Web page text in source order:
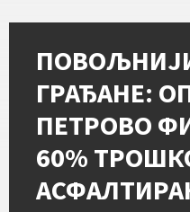
ГРАЂАНЕ:
ПЕТРОВО
60%